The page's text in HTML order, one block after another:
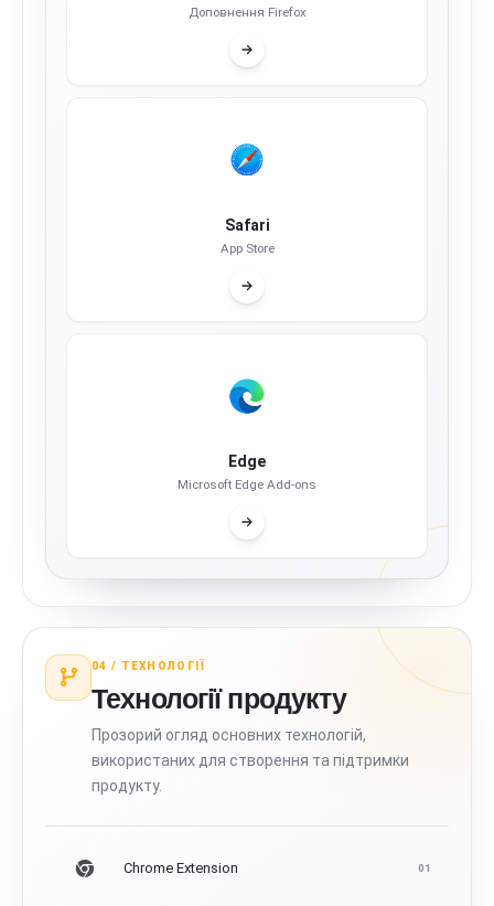
Доповнення Firefox
Safari
App Store
Edge
Microsoft Edge Add-ons
04 / ТЕХНОЛОГІЇ
Технології продукту
Прозорий огляд основних технологій,
використаних для створення та підтримки
продукту.
Chrome Extension 01